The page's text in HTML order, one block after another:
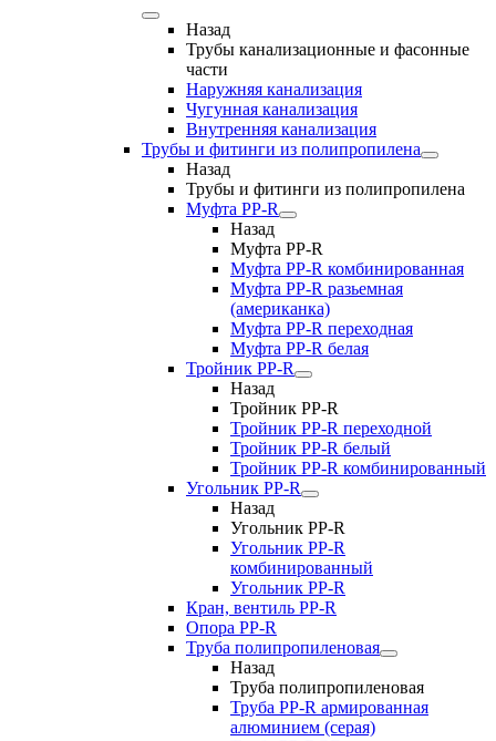
Назад
Трубы канализационные и фасонные
части
Наружняя канализация
Чугунная канализация
Внутренняя канализация
Трубы и фитинги из полипропилена
Назад
Трубы и фитинги из полипропилена
Муфта PP-R
Назад
Муфта PP-R
Муфта РР-R комбинированная
Муфта РР-R разьемная
(американка)
Муфта РР-R переходная
Муфта РР-R белая
Тройник PP-R
Назад
Тройник PP-R
Тройник РР-R переходной
Тройник РР-R белый
Тройник РР-R комбинированный
Угольник PP-R
Назад
Угольник PP-R
Угольник РР-R
комбинированный
Угольник РР-R
Кран, вентиль PP-R
Опора PP-R
Труба полипропиленовая
Назад
Труба полипропиленовая
Труба PP-R армированная
алюминием (серая)